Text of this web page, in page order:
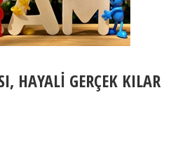
HAYALİ GERÇEK KILAR